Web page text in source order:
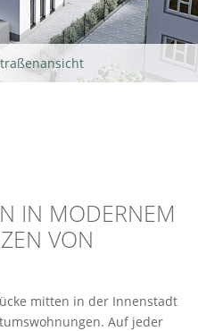
IN MODERNEM
VON
mitten in der Innenstadt
Auf jeder